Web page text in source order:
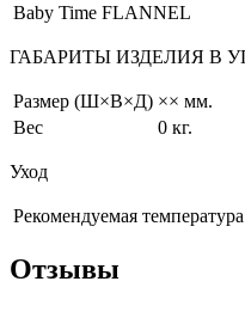
Baby Time FLANNEL
ГАБАРИТЫ ИЗДЕЛИЯ В
Размер (Ш×В×Д) ×× мм.
Вес
0 кг.
Уход
Рекомендуемая
Отзывы